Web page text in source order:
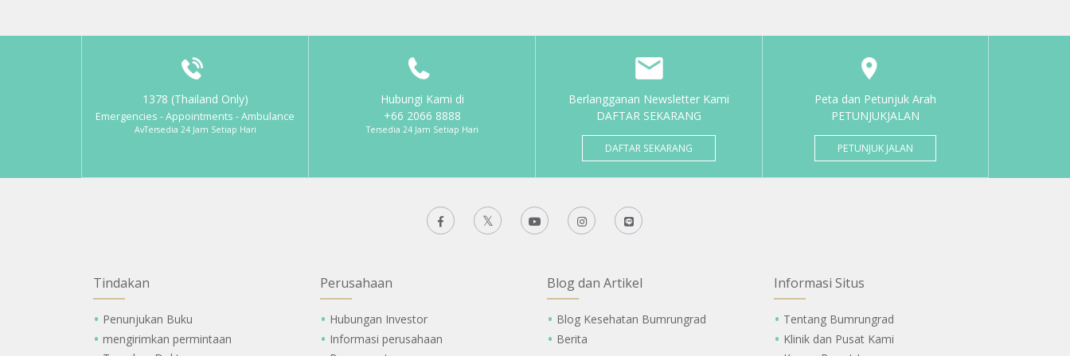
1378 (Thailand Only)
Emergencies - Appointments - Ambulance
AvTersedia 24 Jam Setiap Hari
Hubungi Kami di
+66 2066 8888
Tersedia 24 Jam Setiap Hari
Berlangganan Newsletter Kami
DAFTAR SEKARANG
DAFTAR SEKARANG
Peta dan Petunjuk Arah
PETUNJUKJALAN
PETUNJUK JALAN
Tindakan
Penunjukan Buku
mengirimkan permintaan
Perusahaan
Hubungan Investor
Informasi perusahaan
Blog dan Artikel
Blog Kesehatan Bumrungrad
Berita
Informasi Situs
Tentang Bumrungrad
Klinik dan Pusat Kami